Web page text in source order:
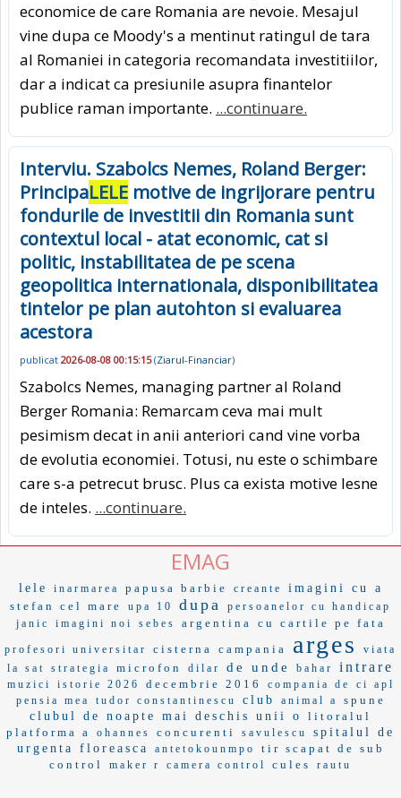
economice de care Romania are nevoie. Mesajul
vine dupa ce Moody's a mentinut ratingul de tara
al Romaniei in categoria recomandata investitiilor,
dar a indicat ca presiunile asupra finantelor
publice raman importante. ...continuare.
Interviu. Szabolcs Nemes, Roland Berger:
PrincipaLELE motive de ingrijorare pentru
fondurile de investitii din Romania sunt
contextul local - atat economic, cat si
politic, instabilitatea de pe scena
geopolitica internationala, disponibilitatea
tintelor pe plan autohton si evaluarea
acestora
publicat 2026-08-08 00:15:15(Ziarul-Financiar)
Szabolcs Nemes, managing partner al Roland
Berger Romania: Remarcam ceva mai mult
pesimism decat in anii anteriori cand vine vorba
de evolutia economiei. Totusi, nu este o schimbare
care s-a petrecut brusc. Plus ca exista motive lesne
de inteles. ...continuare.
EMAG
lele inarmarea papusa barbie creante
imagini cu a
stefan cel mare
upa 10 dupa
persoanelor cu handicap
janic
imagini noi sebes argentina cu cartile pe fata
profesori universitar cisterna campania arges
viata
la sat
strategia microfon dilar de unde bahar intrare
muzici istorie 2026 decembrie 2016 compania de
ci apl
pensia mea
tudor constantinescu club animal a
spune
clubul de noapte
mai deschis unii o
litoralul
platforma a
ohannes concurenti savulescu
spitalul de
urgenta floreasca
antetokounmpo
tir scapat de sub
control
maker r camera control cules rautu